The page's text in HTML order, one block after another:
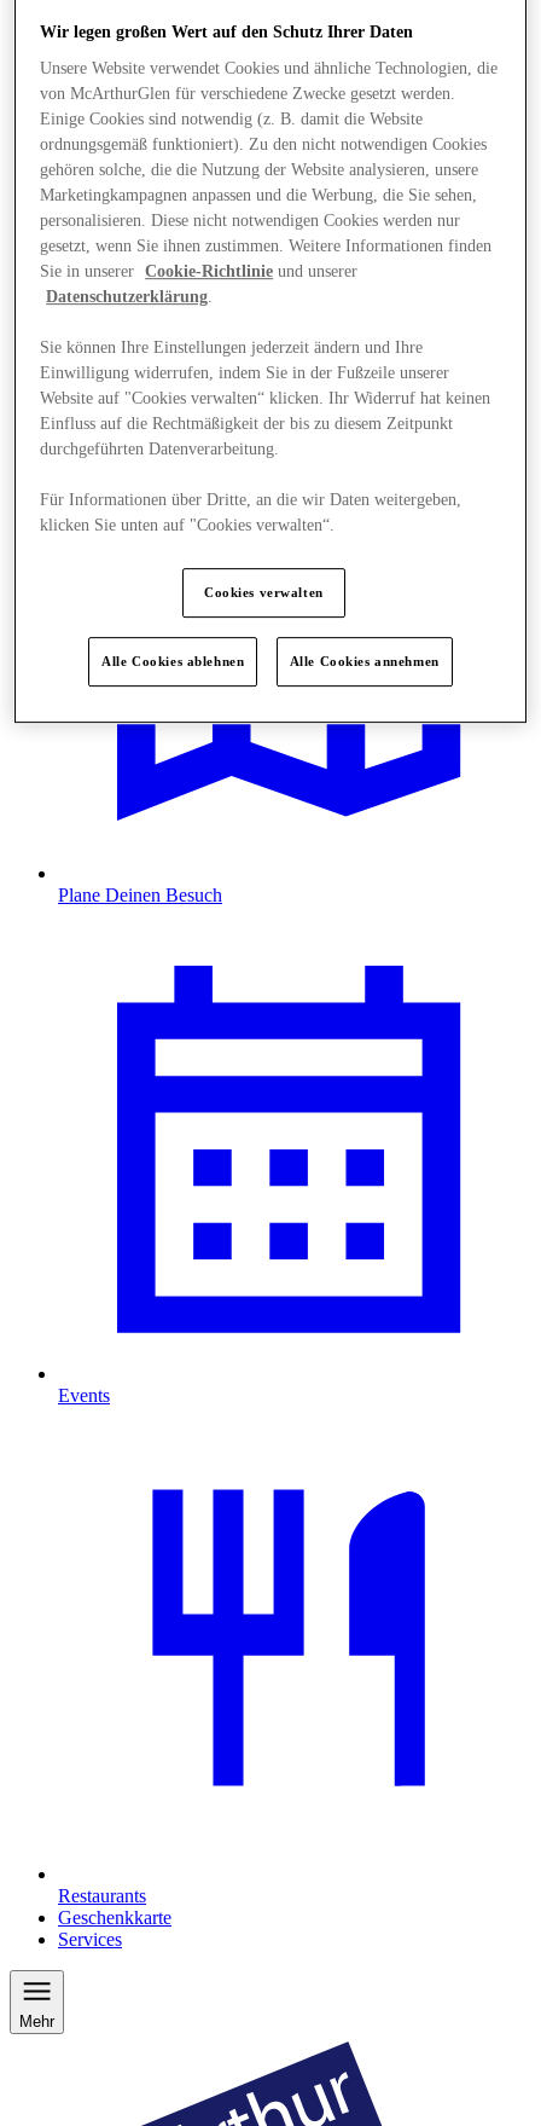
Angebote
Plane Deinen Besuch
Events
Restaurants
Geschenkkarte
Services
Mehr
Wir legen großen Wert auf den Schutz Ihrer Daten
Unsere Website verwendet Cookies und ähnliche Technologien, die
von McArthurGlen für verschiedene Zwecke gesetzt werden.
Einige Cookies sind notwendig (z. B. damit die Website
ordnungsgemäß funktioniert). Zu den nicht notwendigen Cookies
gehören solche, die die Nutzung der Website analysieren, unsere
Marketingkampagnen anpassen und die Werbung, die Sie sehen,
personalisieren. Diese nicht notwendigen Cookies werden nur
gesetzt, wenn Sie ihnen zustimmen. Weitere Informationen finden
Sie in unserer
Cookie-Richtlinie und unserer
Datenschutzerklärung.
Sie können Ihre Einstellungen jederzeit ändern und Ihre
Einwilligung widerrufen, indem Sie in der Fußzeile unserer
Website auf "Cookies verwalten“ klicken. Ihr Widerruf hat keinen
Einfluss auf die Rechtmäßigkeit der bis zu diesem Zeitpunkt
durchgeführten Datenverarbeitung.
Für Informationen über Dritte, an die wir Daten weitergeben,
klicken Sie unten auf "Cookies verwalten“.
Cookies verwalten
Alle Cookies ablehnen Alle Cookies annehmen